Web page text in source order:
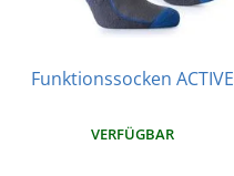
Funktionssocken ACTIVE
VERFÜGBAR